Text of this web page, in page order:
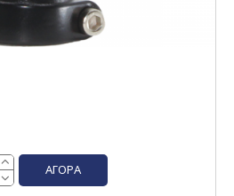
ΑΓΟΡΆ